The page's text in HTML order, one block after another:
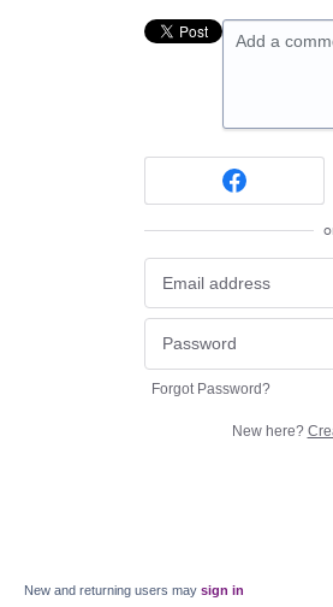
Add a
Forgot Password?
New here?
New and returning users may sign in